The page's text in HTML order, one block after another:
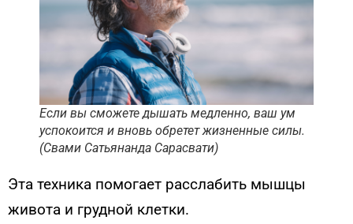
Если вы сможете дышать медленно, ваш ум
успокоится и вновь обретет жизненные силы.
(Свами Сатьянанда Сарасвати)
Эта техника помогает расслабить мышцы
живота и грудной клетки.